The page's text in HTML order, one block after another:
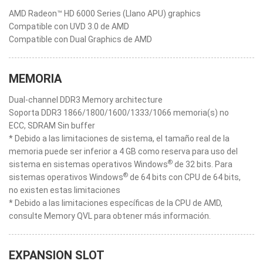
AMD Radeon™ HD 6000 Series (Llano APU) graphics
Compatible con UVD 3.0 de AMD
Compatible con Dual Graphics de AMD
MEMORIA
Dual-channel DDR3 Memory architecture
Soporta DDR3 1866/1800/1600/1333/1066 memoria(s) no
ECC, SDRAM Sin buffer
* Debido a las limitaciones de sistema, el tamaño real de la
memoria puede ser inferior a 4 GB como reserva para uso del
sistema en sistemas operativos Windows® de 32 bits. Para
sistemas operativos Windows® de 64 bits con CPU de 64 bits,
no existen estas limitaciones
* Debido a las limitaciones específicas de la CPU de AMD,
consulte Memory QVL para obtener más información.
EXPANSION SLOT